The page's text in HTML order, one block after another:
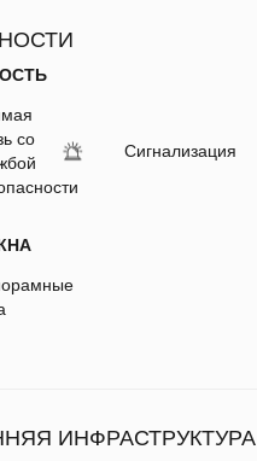
со
Сигнализация
ИНФРАСТРУКТУРА